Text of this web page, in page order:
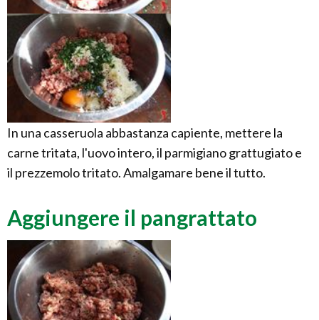
In una casseruola abbastanza capiente, mettere la
carne tritata, l'uovo intero, il parmigiano grattugiato e
il prezzemolo tritato. Amalgamare bene il tutto.
Aggiungere il pangrattato